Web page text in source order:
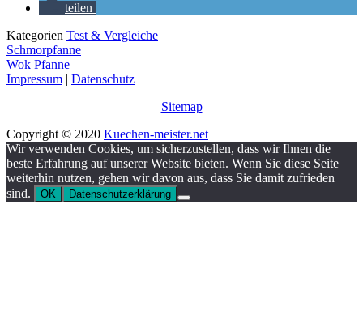
teilen
Kategorien Test & Vergleiche
Schmorpfanne
Wok Pfanne
Impressum | Datenschutz
Sitemap
Copyright © 2020 Kuechen-meister.net
Wir verwenden Cookies, um sicherzustellen, dass wir Ihnen die
beste Erfahrung auf unserer Website bieten. Wenn Sie diese Seite
weiterhin nutzen, gehen wir davon aus, dass Sie damit zufrieden
sind.
OK Datenschutzerklärung